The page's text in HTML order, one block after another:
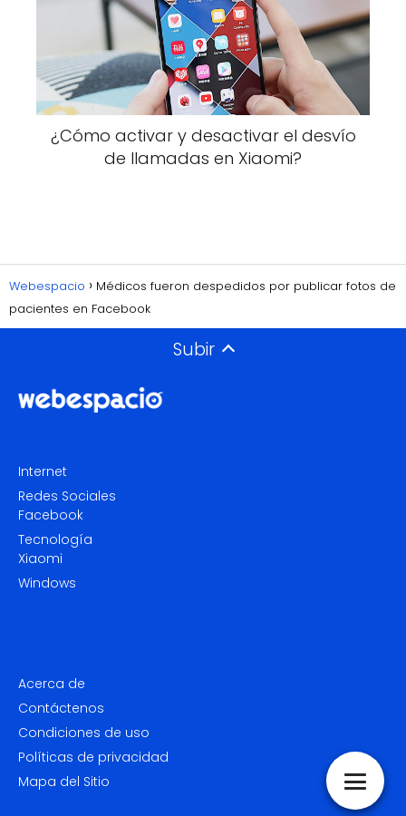
¿Cómo activar y desactivar el desvío
de llamadas en Xiaomi?
Webespacio
Médicos fueron despedidos por publicar fotos de
pacientes en Facebook
Subir
Internet
Redes Sociales
Facebook
Tecnología
Xiaomi
Windows
Acerca de
Contáctenos
Condiciones de uso
Políticas de privacidad
Mapa del Sitio